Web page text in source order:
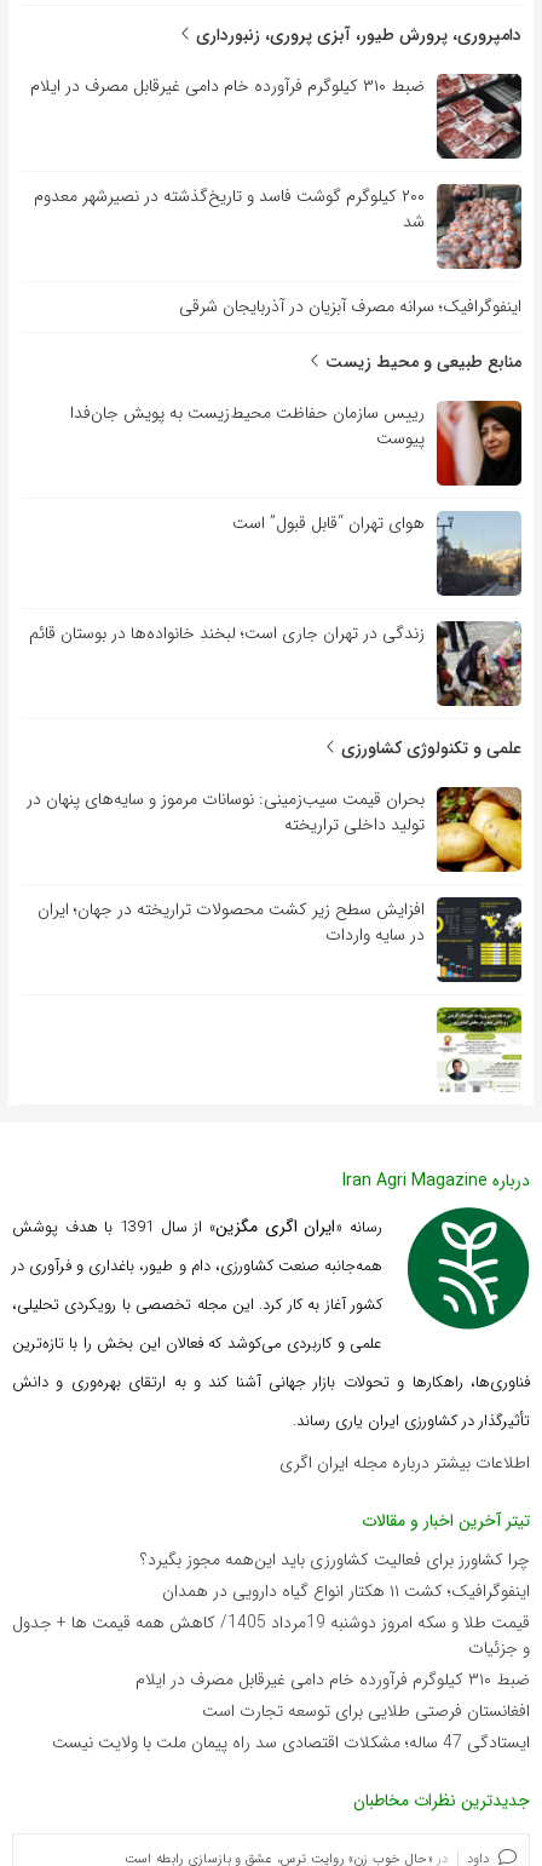
دامپروری، پرورش طیور، آبزی پروری، زنبورداری
ضبط ۳۱۰ کیلوگرم فرآورده خام دامی غیرقابل مصرف در ایلام
۲۰۰ کیلوگرم گوشت فاسد و تاریخ‌گذشته در نصیرشهر معدوم
شد
اینفوگرافیک؛ سرانه مصرف آبزیان در آذربایجان شرقی
منابع طبیعی و محیط زیست
رییس سازمان حفاظت محیط‌زیست به پویش جان‌فدا
پیوست
هوای تهران “قابل قبول” است
زندگی در تهران جاری است؛ لبخند خانواده‌ها در بوستان قائم
علمی و تکنولوژی کشاورزی
بحران قیمت سیب‌زمینی: نوسانات مرموز و سایه‌های پنهان در
تولید داخلی تراریخته
افزایش سطح زیر کشت محصولات تراریخته در جهان؛ ایران
در سایه واردات
درباره Iran Agri Magazine
رسانه «ایران اگری مگزین
» از سال 1391 با هدف پوشش
همه‌جانبه صنعت کشاورزی، دام و طیور، باغداری و فرآوری در
کشور آغاز به کار کرد. این مجله تخصصی با رویکردی تحلیلی،
علمی و کاربردی می‌کوشد که فعالان این بخش را با تازه‌ترین
فناوری‌ها، راهکارها و تحولات بازار جهانی آشنا کند و به ارتقای بهره‌وری و دانش
تأثیرگذار در کشاورزی ایران یاری رساند.
اطلاعات بیشتر درباره مجله ایران اگری
تیتر آخرین اخبار و مقالات
چرا کشاورز برای فعالیت کشاورزی باید این‌همه مجوز بگیرد؟
اینفوگرافیک؛ کشت ۱۱ هکتار انواع گیاه دارویی در همدان
قیمت طلا و سکه امروز دوشنبه 19مرداد 1405/ کاهش همه قیمت ها + جدول
و جزئیات
ضبط ۳۱۰ کیلوگرم فرآورده خام دامی غیرقابل مصرف در ایلام
افغانستان فرصتی طلایی برای توسعه تجارت است
ایستادگی 47 ساله؛ مشکلات اقتصادی سد راه پیمان ملت با ولایت نیست
جدیدترین نظرات مخاطبان
داود در «حال خوب زن» روایت ترس، عشق و بازسازی رابطه است